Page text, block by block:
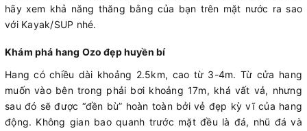
hãy xem khả năng thăng bằng của bạn trên mặt nước ra sao
với Kayak/SUP nhé.
Khám phá hang Ozo đẹp huyền bí
Hang có chiều dài khoảng 2.5km, cao từ 3-4m. Từ cửa hang
muốn vào bên trong phải bơi khoảng 17m, khá vất vả, nhưng
sau đó sẽ được “đền bù” hoàn toàn bởi vẻ đẹp kỳ vĩ của hang
động. Không gian bao quanh trước mặt đều là đá, nhũ đá và